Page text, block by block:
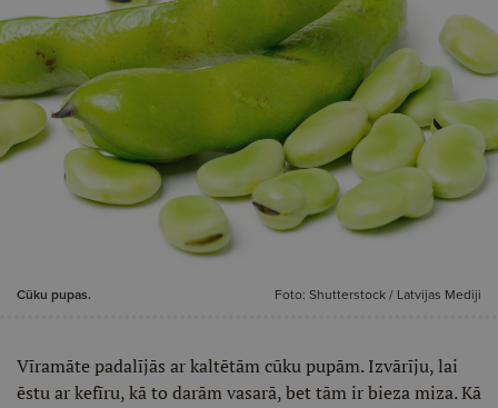
Cūku pupas. Foto: Shutterstock / Latvijas Mediji
Vīramāte padalījās ar kaltētām cūku pupām. Izvārīju, lai
ēstu ar kefīru, kā to darām vasarā, bet tām ir bieza miza. Kā